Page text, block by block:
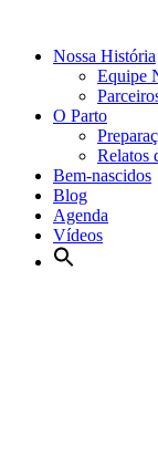
Nossa História
Equipe
O Parto
Relatos
Bem-nascidos
Blog
Agenda
Vídeos